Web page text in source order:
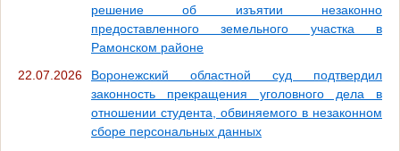
решение об изъятии незаконно
предоставленного земельного участка в
Рамонском районе
22.07.2026
Воронежский областной суд подтвердил
законность прекращения уголовного дела в
отношении студента, обвиняемого в незаконном
сборе персональных данных